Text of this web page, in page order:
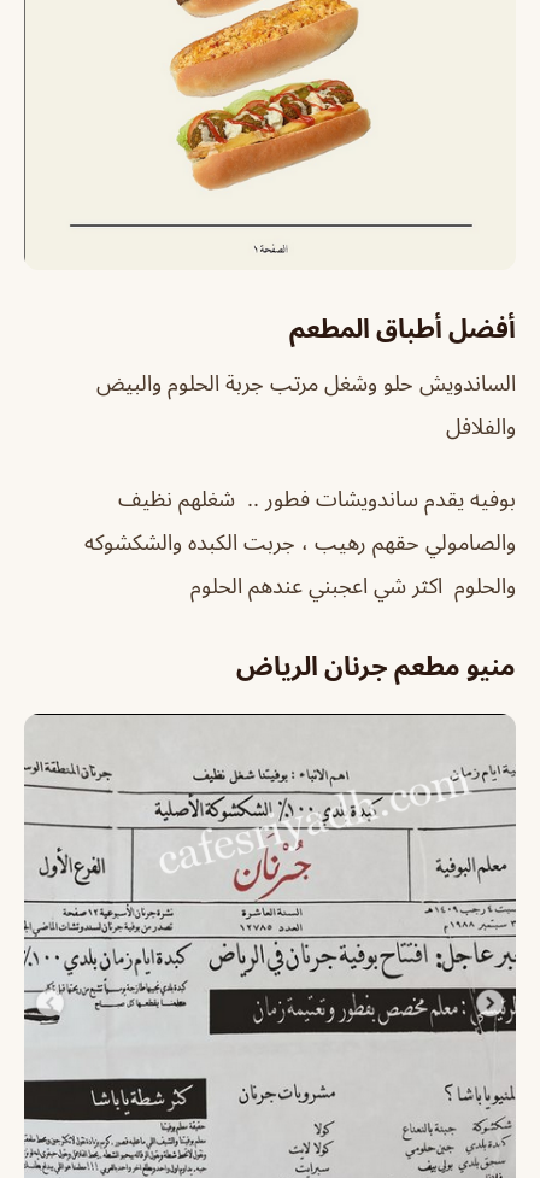
أفضل أطباق المطعم
الساندويش حلو وشغل مرتب جربة الحلوم والبيض
والفلافل
بوفيه يقدم ساندويشات فطور .. ‏ شغلهم نظيف
والصامولي حقهم رهيب ، ‏جربت الكبده والشكشوكه
والحلوم ‏ اكثر شي اعجبني عندهم الحلوم
منيو مطعم جرنان الرياض